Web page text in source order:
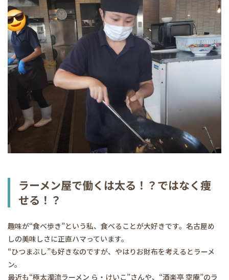
ラーメン屋で働くは太る！？ではなく痩
せる！？
趣味が“食べ歩き”という私、食べることが大好きです。名古屋め
しの美味しさに正直ハマっています。
“ひつまぶし”も好きなのですが、やはりお財布を考えるとラーメ
ン。
最近も“極太濁流ラーメン ら・けいこ”さんや、“酒楽亭 空庵”のラ